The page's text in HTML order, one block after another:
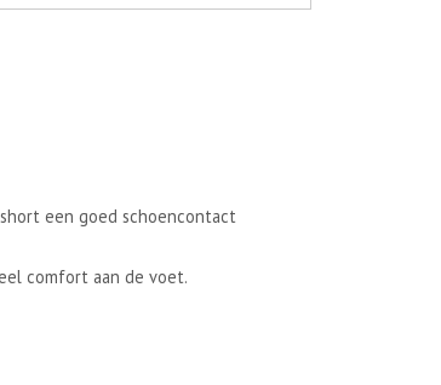
een goed schoencontact
comfort aan de voet.